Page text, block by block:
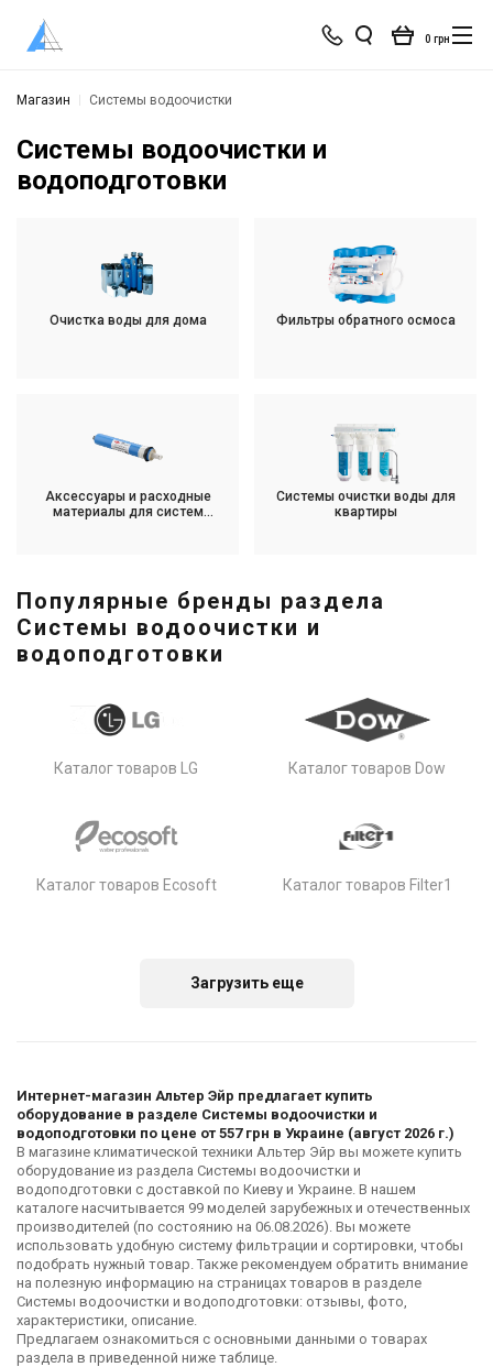
0 грн
Магазин Системы водоочистки
Системы водоочистки и
водоподготовки
Очистка воды для дома Фильтры обратного осмоса
Аксессуары и расходные
материалы для систем
Системы очистки воды для
квартиры
Популярные бренды раздела
Системы водоочистки и
водоподготовки
Каталог товаров LG Каталог товаров Dow
Каталог товаров Ecosoft Каталог товаров Filter1
Каталог товаров Аквафор Каталог товаров BWT
Каталог товаров Ecowater Каталог товаров UVD
Каталог товаров SmartLine Каталог товаров Bluewater
Загрузить еще
Интернет-магазин Альтер Эйр предлагает купить
оборудование в разделе Системы водоочистки и
водоподготовки по цене от 557 грн в Украине (август 2026 г.)
В магазине климатической техники Альтер Эйр вы можете купить
оборудование из раздела Системы водоочистки и
водоподготовки с доставкой по Киеву и Украине. В нашем
каталоге насчитывается 99 моделей зарубежных и отечественных
производителей (по состоянию на 06.08.2026). Вы можете
использовать удобную систему фильтрации и сортировки, чтобы
подобрать нужный товар. Также рекомендуем обратить внимание
на полезную информацию на страницах товаров в разделе
Системы водоочистки и водоподготовки: отзывы, фото,
характеристики, описание.
Предлагаем ознакомиться с основными данными о товарах
раздела в приведенной ниже таблице.